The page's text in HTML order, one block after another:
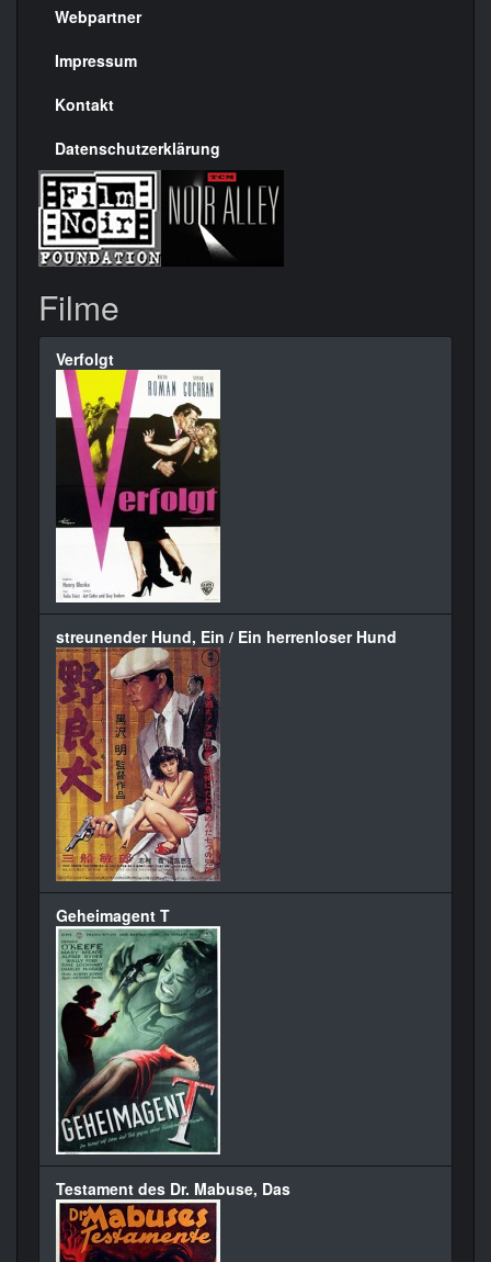
rechte
Seite
Webpartner
Impressum
Kontakt
Datenschutzerklärung
Filme
Verfolgt
streunender Hund, Ein / Ein herrenloser Hund
Geheimagent T
Testament des Dr. Mabuse, Das